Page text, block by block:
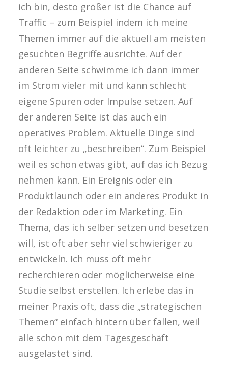
ich bin, desto größer ist die Chance auf
Traffic – zum Beispiel indem ich meine
Themen immer auf die aktuell am meisten
gesuchten Begriffe ausrichte. Auf der
anderen Seite schwimme ich dann immer
im Strom vieler mit und kann schlecht
eigene Spuren oder Impulse setzen. Auf
der anderen Seite ist das auch ein
operatives Problem. Aktuelle Dinge sind
oft leichter zu „beschreiben“. Zum Beispiel
weil es schon etwas gibt, auf das ich Bezug
nehmen kann. Ein Ereignis oder ein
Produktlaunch oder ein anderes Produkt in
der Redaktion oder im Marketing. Ein
Thema, das ich selber setzen und besetzen
will, ist oft aber sehr viel schwieriger zu
entwickeln. Ich muss oft mehr
recherchieren oder möglicherweise eine
Studie selbst erstellen. Ich erlebe das in
meiner Praxis oft, dass die „strategischen
Themen“ einfach hintern über fallen, weil
alle schon mit dem Tagesgeschäft
ausgelastet sind.